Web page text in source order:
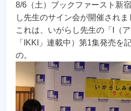
8/6（土）ブックファースト新
し先生のサイン会が開催されま
これは、いがらし先生の「I（
「IKKI」連載中）第1集発売を
の。